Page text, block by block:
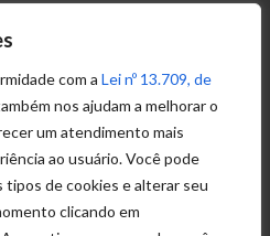
com a Lei nº 13.709, de
nos ajudam a melhorar o
um atendimento mais
ao usuário. Você pode
de cookies e alterar seu
clicando em